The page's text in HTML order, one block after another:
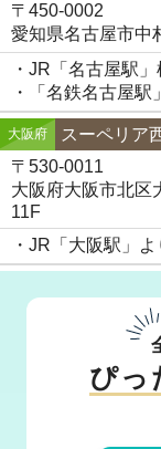
〒450-0002
愛知県名古屋市
・JR「名古屋駅
・「名鉄名古屋
大阪府
スーペリア
〒530-0011
大阪府大阪市北
11F
・JR「大阪駅」
ぴっ